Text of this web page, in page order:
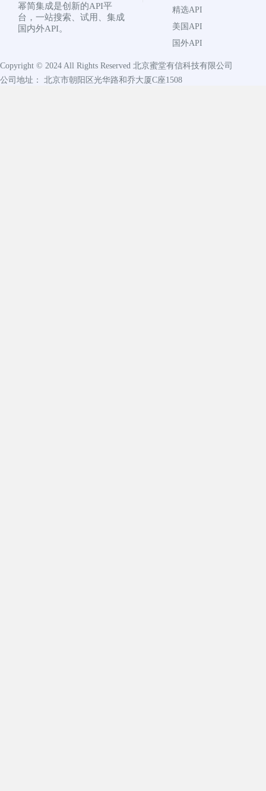
幂简集成是创新的API平
台，一站搜索、试用、集成
国内外API。
精选API
美国API
国外API
Copyright © 2024 All Rights Reserved 北京蜜堂有信科技有限公司
公司地址： 北京市朝阳区光华路和乔大厦C座1508